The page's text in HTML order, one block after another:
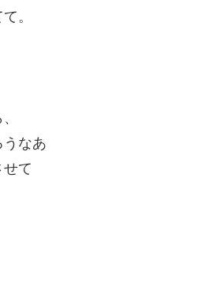
。
うなあ
て